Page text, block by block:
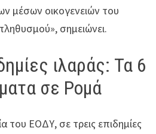
μέσων οικογενειών του
σημειώνει.
ιλαράς: Τα 6
σε Ρομά
του ΕΟΔΥ, σε τρεις επιδημίες